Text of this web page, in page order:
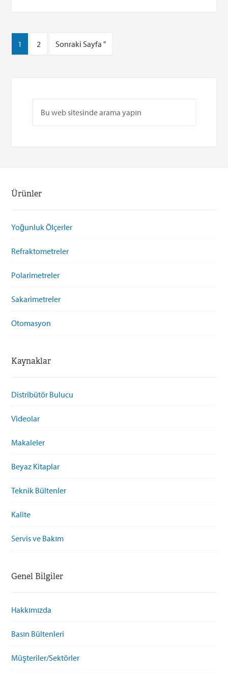
1 2 Sonraki Sayfa "
Ürünler
Yoğunluk Ölçerler
Refraktometreler
Polarimetreler
Sakarimetreler
Otomasyon
Kaynaklar
Distribütör Bulucu
Videolar
Makaleler
Beyaz Kitaplar
Teknik Bültenler
Kalite
Servis ve Bakım
Genel Bilgiler
Hakkımızda
Basın Bültenleri
Müşteriler/Sektörler